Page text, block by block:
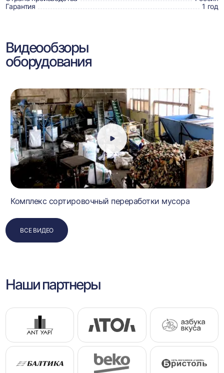
Гарантия
1 год
Видеообзоры
оборудования
Комплекс сортировочный переработки мусора
ВСЕ ВИДЕО
Наши партнеры